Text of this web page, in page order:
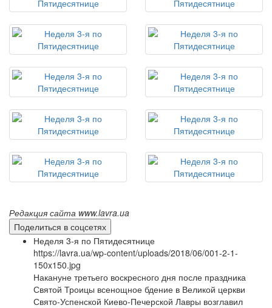
Редакция сайта www.lavra.ua
Поделиться в соцсетях
Неделя 3-я по Пятидесятнице
https://lavra.ua/wp-content/uploads/2018/06/001-2-1-
150x150.jpg
Накануне третьего воскресного дня после праздника
Святой Троицы всенощное бдение в Великой церкви
Свято-Успенской Киево-Печерской Лавры возглавил